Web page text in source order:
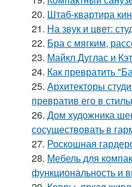
20. Штаб-квартира
21. На звук и цвет:
22. Бра с мягким,
23. Майкл Дуглас и
24. Как превратить
25. Архитекторы
превратив его в
26. Дом художника
сосуществовать в
27. Роскошная
28. Мебель для
функциональность и